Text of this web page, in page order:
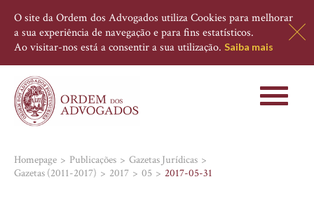
O site da Ordem dos Advogados utiliza Cookies para melhorar
a sua experiência de navegação e para fins estatísticos.
Ao visitar-nos está a consentir a sua utilização. Saiba mais
Toggle
Homepage Publicações
Gazetas Jurídicas
Gazetas (2011-2017)
2017 05 2017-05-31